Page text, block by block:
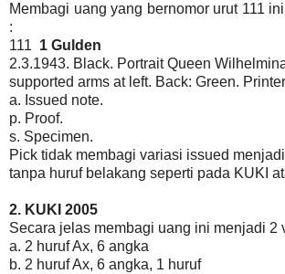
Membagi uang yang bernomor urut 111
:
111 1 Gulden
2.3.1943. Black. Portrait Queen
supported arms at left. Back: Green.
a. Issued note.
p. Proof.
s. Specimen.
Pick tidak membagi variasi issued
tanpa huruf belakang seperti pada KUKI
2. KUKI 2005
Secara jelas membagi uang ini menjadi 2
a. 2 huruf Ax, 6 angka
b. 2 huruf Ax, 6 angka, 1 huruf